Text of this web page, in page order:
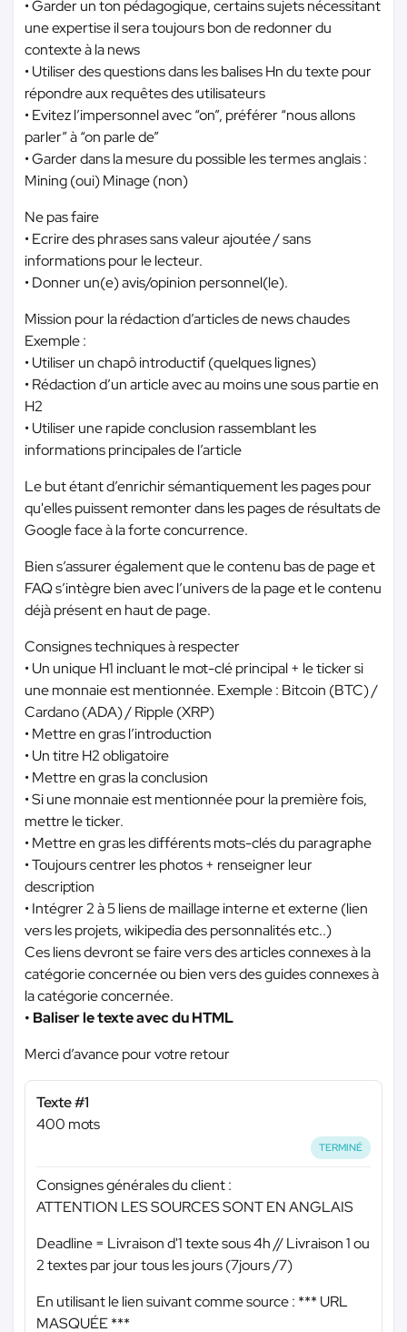
• Garder un ton pédagogique, certains sujets nécessitant
une expertise il sera toujours bon de redonner du
contexte à la news
• Utiliser des questions dans les balises Hn du texte pour
répondre aux requêtes des utilisateurs
• Evitez l’impersonnel avec “on”, préférer “nous allons
parler” à “on parle de”
• Garder dans la mesure du possible les termes anglais :
Mining (oui) Minage (non)
Ne pas faire
• Ecrire des phrases sans valeur ajoutée / sans
informations pour le lecteur.
• Donner un(e) avis/opinion personnel(le).
Mission pour la rédaction d’articles de news chaudes
Exemple :
• Utiliser un chapô introductif (quelques lignes)
• Rédaction d’un article avec au moins une sous partie en
H2
• Utiliser une rapide conclusion rassemblant les
informations principales de l’article
Le but étant d’enrichir sémantiquement les pages pour
qu'elles puissent remonter dans les pages de résultats de
Google face à la forte concurrence.
Bien s’assurer également que le contenu bas de page et
FAQ s’intègre bien avec l’univers de la page et le contenu
déjà présent en haut de page.
Consignes techniques à respecter
• Un unique H1 incluant le mot-clé principal + le ticker si
une monnaie est mentionnée. Exemple : Bitcoin (BTC) /
Cardano (ADA) / Ripple (XRP)
• Mettre en gras l’introduction
• Un titre H2 obligatoire
• Mettre en gras la conclusion
• Si une monnaie est mentionnée pour la première fois,
mettre le ticker.
• Mettre en gras les différents mots-clés du paragraphe
• Toujours centrer les photos + renseigner leur
description
• Intégrer 2 à 5 liens de maillage interne et externe (lien
vers les projets, wikipedia des personnalités etc..)
Ces liens devront se faire vers des articles connexes à la
catégorie concernée ou bien vers des guides connexes à
la catégorie concernée.
• Baliser le texte avec du HTML
Merci d’avance pour votre retour
Texte #1
400 mots
TERMINÉ
Consignes générales du client :
ATTENTION LES SOURCES SONT EN ANGLAIS
Deadline = Livraison d'1 texte sous 4h // Livraison 1 ou
2 textes par jour tous les jours (7jours /7)
En utilisant le lien suivant comme source : *** URL
MASQUÉE ***